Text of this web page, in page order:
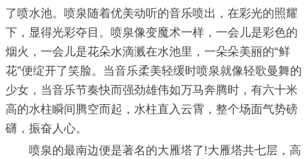
了喷水池。喷泉随着优美动听的音乐喷出，在彩光的照耀
下，显得光彩夺目。喷泉像变魔术一样，一会儿是彩色的
烟火，一会儿是花朵水滴溅在水池里，一朵朵美丽的“鲜
花”便绽开了笑脸。当音乐柔美轻缓时喷泉就像轻歌曼舞的
少女，当音乐节奏快而强劲雄伟如万马奔腾时，有六十米
高的水柱瞬间腾空而起，水柱直入云霄，整个场面气势磅
礴，振奋人心。
喷泉的最南边便是著名的大雁塔了!大雁塔共七层，高